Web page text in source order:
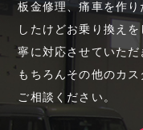
板金修理、痛車を作
したけどお乗り換え
寧に対応させていただ
もちろんその他のカ
ご相談ください。